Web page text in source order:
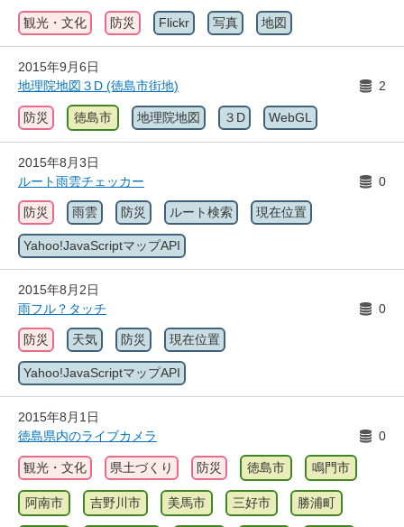
観光・文化 防災 Flickr 写真 地図
2015年9月6日
地理院地図３D (徳島市街地)
2
防災 徳島市 地理院地図 ３D WebGL
2015年8月3日
ルート雨雲チェッカー
0
防災 雨雲 防災 ルート検索 現在位置
Yahoo!JavaScriptマップAPI
2015年8月2日
雨フル？タッチ
0
防災 天気 防災 現在位置
Yahoo!JavaScriptマップAPI
2015年8月1日
徳島県内のライブカメラ
0
観光・文化 県土づくり 防災 徳島市 鳴門市
阿南市 吉野川市 美馬市 三好市 勝浦町